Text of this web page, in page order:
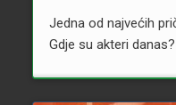
Jedna od najvećih
Gdje su akteri danas?